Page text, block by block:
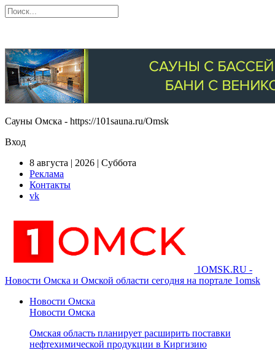
Сауны Омска - https://101sauna.ru/Omsk
Вход
8 августа | 2026 | Суббота
Реклама
Контакты
vk
1OMSK.RU -
Новости Омска и Омской области сегодня на портале 1omsk
Новости Омска
Новости Омска
Омская область планирует расширить поставки
нефтехимической продукции в Киргизию